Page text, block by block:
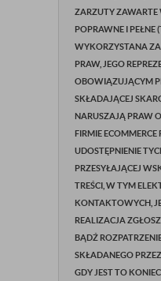
ZARZUTY ZAWARTE
POPRAWNE I PEŁNE
WYKORZYSTANA
PRAW, JEGO
OBOWIĄZUJĄCYM
SKŁADAJĄCEJ
NARUSZAJĄ PRAW
FIRMIE ECOMMERCE
UDOSTĘPNIENIE
PRZESYŁAJĄCEJ
TREŚCI, W TYM
KONTAKTOWYCH,
REALIZACJA
BĄDŹ
SKŁADANEGO
GDY JEST TO